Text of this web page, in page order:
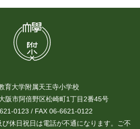
育大学附属天王寺小学校
市阿倍野区松崎町1丁目2番45号
0123 / FAX 06-6621-0122
休日祝日は電話が不通になります。ご不